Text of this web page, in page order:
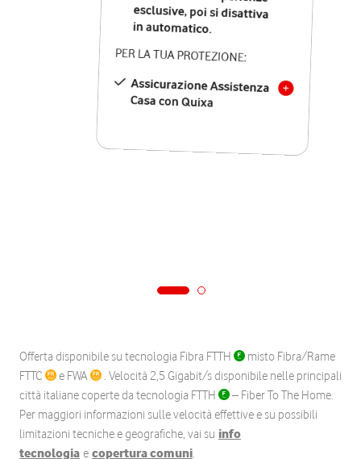
in automatico.
PER LA TUA PROTEZIONE:
Assicurazione Assistenza
Casa con Quixa
Offerta disponibile su tecnologia Fibra FTTH
misto Fibra/Rame
FTTC
e FWA
. Velocità 2,5 Gigabit/s disponibile nelle principali
città italiane coperte da tecnologia FTTH
– Fiber To The Home.
Per maggiori informazioni sulle velocità effettive e su possibili
limitazioni tecniche e geografiche, vai su info
tecnologia e copertura comuni.